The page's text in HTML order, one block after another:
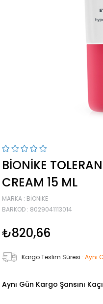
BIONIKE
CREAM 15 ML
MARKA : BIONIKE
BARKOD : 8029041113014
₺820,66
Kargo Teslim Süresi : Aynı
Aynı Gün Kargo Şansını